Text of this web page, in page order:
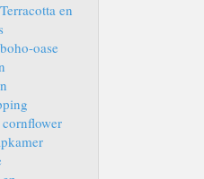
en
oase